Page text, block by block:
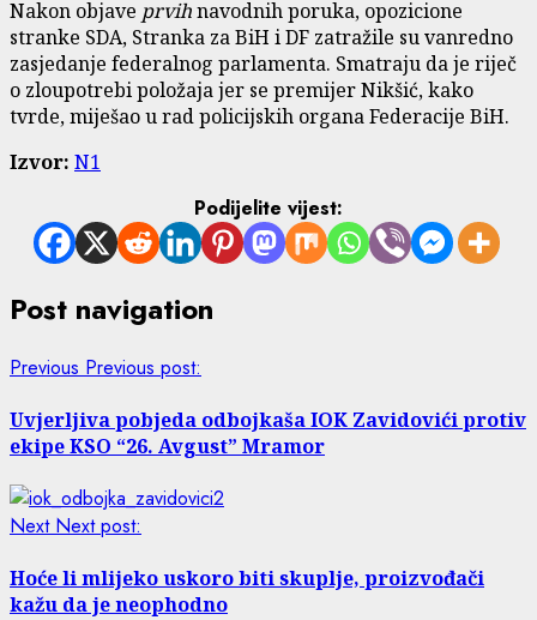
Nakon objave prvihnavodnih poruka, opozicione
stranke SDA, Stranka za BiH i DF zatražile su vanredno
zasjedanje federalnog parlamenta. Smatraju da je riječ
o zloupotrebi položaja jer se premijer Nikšić, kako
tvrde, miješao u rad policijskih organa Federacije BiH.
Izvor: N1
Podijelite vijest:
Post navigation
Previous Previous post:
Uvjerljiva pobjeda odbojkaša IOK Zavidovići protiv
ekipe KSO “26. Avgust” Mramor
Next Next post:
Hoće li mlijeko uskoro biti skuplje, proizvođači
kažu da je neophodno